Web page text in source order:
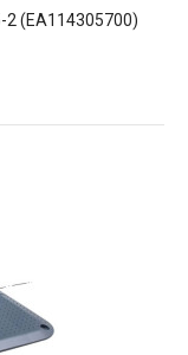
2 (EA114305700)